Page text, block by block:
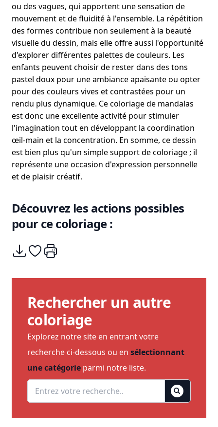
ou des vagues, qui apportent une sensation de
mouvement et de fluidité à l'ensemble. La répétition
des formes contribue non seulement à la beauté
visuelle du dessin, mais elle offre aussi l'opportunité
d'explorer différentes palettes de couleurs. Les
enfants peuvent choisir de rester dans des tons
pastel doux pour une ambiance apaisante ou opter
pour des couleurs vives et contrastées pour un
rendu plus dynamique. Ce coloriage de mandalas
est donc une excellente activité pour stimuler
l'imagination tout en développant la coordination
œil-main et la concentration. En somme, ce dessin
est bien plus qu'un simple support de coloriage ; il
représente une occasion d'expression personnelle
et de plaisir créatif.
Découvrez les actions possibles
pour ce coloriage :
Télécharger
Ajouter à mes coups de coeurs
Imprimer
Rechercher un autre
coloriage
Explorez notre site en entrant votre
recherche ci-dessous ou en sélectionnant
une catégorie parmi notre liste.